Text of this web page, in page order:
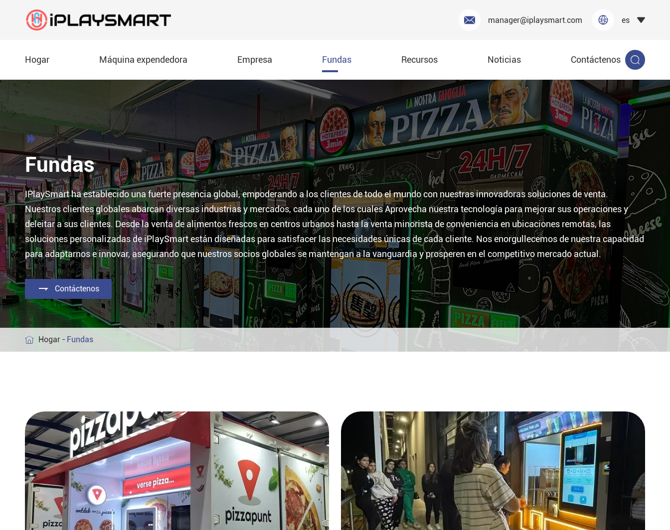
 manager@iplaysmart.com  es 
Hogar Máquina expendedora
Máquina Expendedora de pizza
Máquina Expendedora de té de burbujas
Máquina Expendedora de helados
Máquina Expendedora de patatas fritas
Máquina Expendedora de café
AW-012A máquina expendedora de pizza interior de segunda generación
Máquina Expendedora de pizza de pantalla táctil de 32 pulgadas AW-013A
Máquina Expendedora de pizza al aire libre de 32 pulgadas AW-013B
Máquina expendedora AW-014A de pizza de 55 pulgadas
AW-014B de pizza al aire libre de 55''
Empresa
Exposiciones
Fundas Recursos
Vídeo
Preguntas frecuentes
Blog
Noticias Contáctenos 
 Hogar Fundas

Fundas
IPlaySmart ha establecido una fuerte presencia global, empoderando a los clientes de todo el mundo con nuestras innovadoras soluciones de venta.
Nuestros clientes globales abarcan diversas industrias y mercados, cada uno de los cuales Aprovecha nuestra tecnología para mejorar sus operaciones y
deleitar a sus clientes. Desde la venta de alimentos frescos en centros urbanos hasta la venta minorista de conveniencia en ubicaciones remotas, las
soluciones personalizadas de iPlaySmart están diseñadas para satisfacer las necesidades únicas de cada cliente. Nos enorgullecemos de nuestra capacidad
para adaptarnos e innovar, asegurando que nuestros socios globales se mantengan a la vanguardia y prosperen en el competitivo mercado actual.
 Contáctenos